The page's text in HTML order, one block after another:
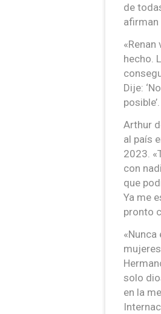
de
afirman
hecho.
Dije:
Arthur
al país
2023.
con
que
Ya me
pronto
solo
en la